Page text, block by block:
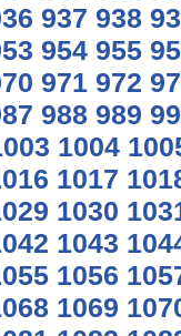
937 938
954 955
971 972
988 989
1004
1017
1030
1043
1056
1069